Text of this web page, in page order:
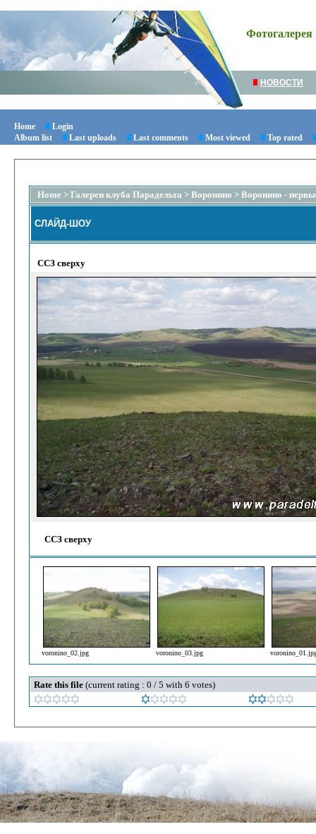
Фотогалерея
НОВОСТИ
Home
Login
Album list
Last uploads Last comments Most viewed Top rated
Home > Галереи клуба Парадельта > Воронино > Воронино -
СЛАЙД-ШОУ
ССЗ сверху
ССЗ сверху
voronino_02.jpg voronino_03.jpg
Rate this file (current rating : 0 / 5 with 6 votes)